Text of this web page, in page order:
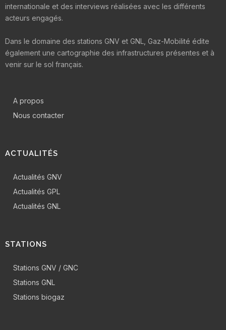
internationale et des interviews réalisées avec les différents
acteurs engagés.
Dans le domaine des stations GNV et GNL, Gaz-Mobilité édite
également une cartographie des infrastructures présentes et à
venir sur le sol français.
A propos
Nous contacter
ACTUALITÉS
Actualités GNV
Actualités GPL
Actualités GNL
STATIONS
Stations GNV / GNC
Stations GNL
Stations biogaz